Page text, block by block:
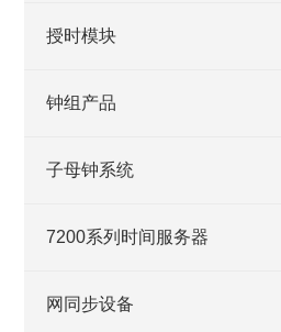
授时模块
钟组产品
子母钟系统
7200系列时间服务器
网同步设备